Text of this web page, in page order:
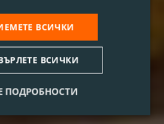
ВСИЧКИ
ВСИЧКИ
ПОДРОБНОСТИ